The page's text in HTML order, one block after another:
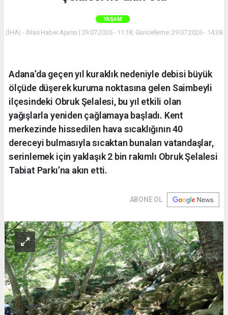
YAŞAM
(İHA) - İhlas Haber Ajansı | 29.07.2026 - 11:18, Güncelleme: 29.07.2026 - 14:38
Adana’da geçen yıl kuraklık nedeniyle debisi büyük
ölçüde düşerek kuruma noktasına gelen Saimbeyli
ilçesindeki Obruk Şelalesi, bu yıl etkili olan
yağışlarla yeniden çağlamaya başladı. Kent
merkezinde hissedilen hava sıcaklığının 40
dereceyi bulmasıyla sıcaktan bunalan vatandaşlar,
serinlemek için yaklaşık 2 bin rakımlı Obruk Şelalesi
Tabiat Parkı’na akın etti.
ABONE OL